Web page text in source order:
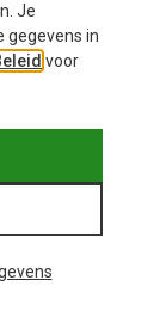
Je
gegevens in
voor